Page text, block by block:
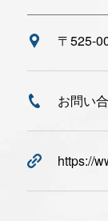
〒525-
お問い
https://